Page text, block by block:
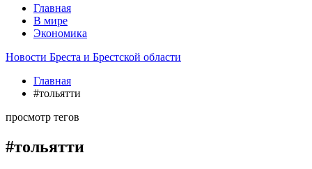
Главная
В мире
Экономика
Новости Бреста и Брестской области
Главная
#тольятти
просмотр тегов
#тольятти